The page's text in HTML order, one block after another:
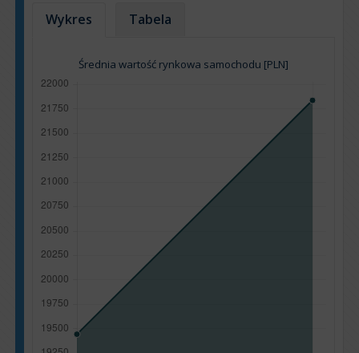
Wykres Tabela
Średnia wartość rynkowa samochodu [PLN]